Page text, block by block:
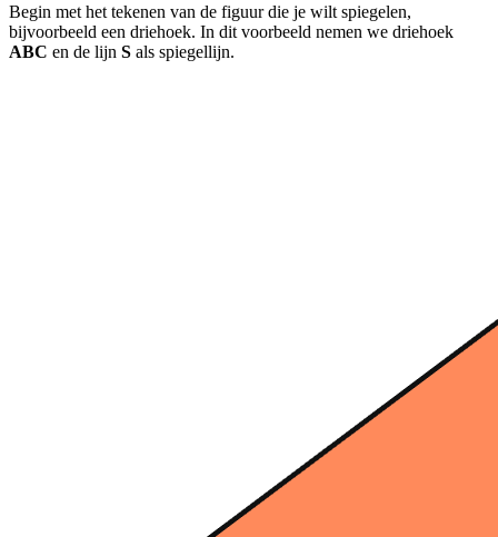
Begin met het tekenen van de figuur die je wilt spiegelen,
bijvoorbeeld een driehoek. In dit voorbeeld nemen we driehoek
ABC en de lijn S als spiegellijn.